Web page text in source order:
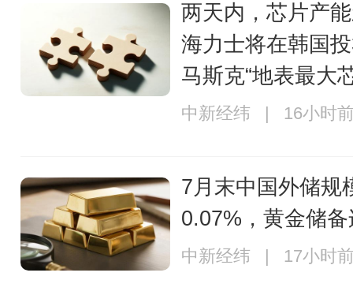
两天内，芯片产
海力士将在韩国
马斯克“地表最大
中新经纬 | 16小时
7月末中国外储规
0.07%，黄金储
中新经纬 | 17小时